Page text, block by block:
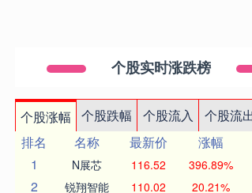
个股实时涨跌榜
个股涨幅 个股跌幅 个股流入 个股流
排名
名称 最新价 涨幅
1
N展芯 116.52 396.89%
2 锐翔智能 110.02 20.21%